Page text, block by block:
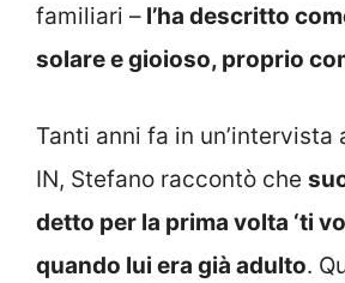
familiari – l’ha descritto
solare e gioioso, proprio
Tanti anni fa in un’intervista
IN, Stefano raccontò che
detto per la prima volta ‘ti
quando lui era già adulto.